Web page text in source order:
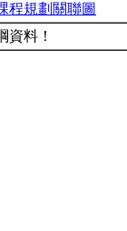
程規劃關聯圖
資料！